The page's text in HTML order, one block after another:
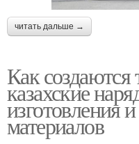
читать дальше →
Как
казахские
изготовления
материалов